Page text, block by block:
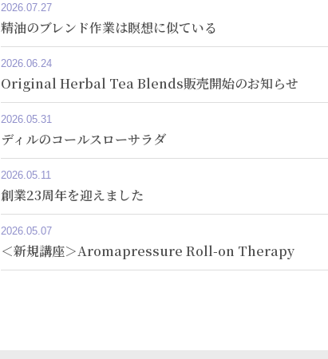
2026.07.27
精油のブレンド作業は瞑想に似ている
2026.06.24
Original Herbal Tea Blends販売開始のお知らせ
2026.05.31
ディルのコールスローサラダ
2026.05.11
創業23周年を迎えました
2026.05.07
＜新規講座＞Aromapressure Roll-on Therapy